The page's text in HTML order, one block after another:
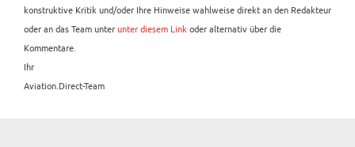
konstruktive Kritik und/oder Ihre Hinweise wahlweise direkt an den Redakteur
oder an das Team unterunter diesem Linkoder alternativ über die
Kommentare.
Ihr
Aviation.Direct-Team